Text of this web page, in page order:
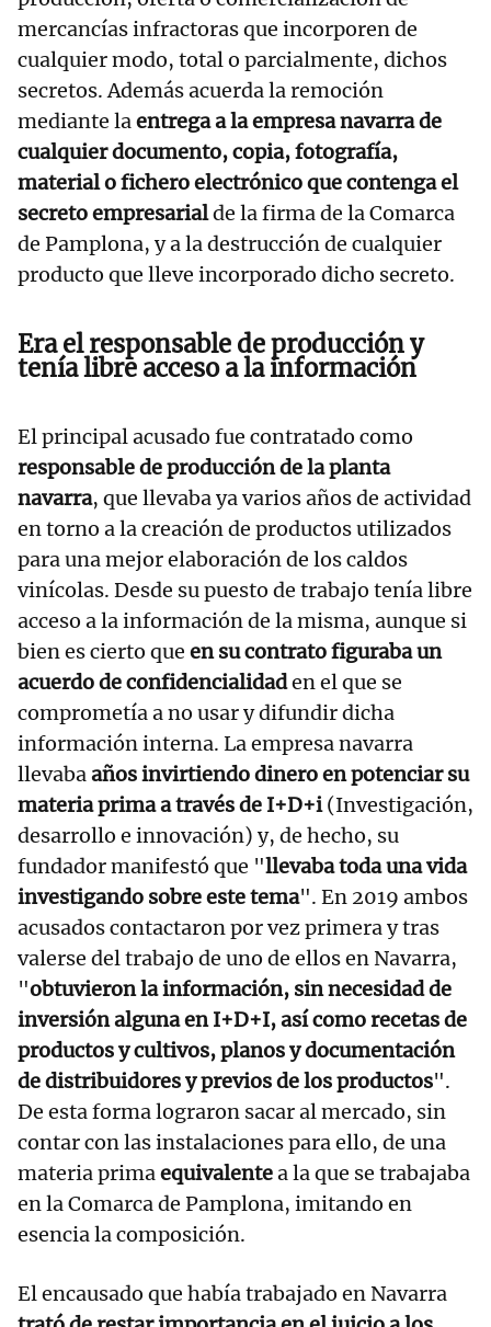
mercancías infractoras que incorporen de
cualquier modo, total o parcialmente, dichos
secretos. Además acuerda la remoción
mediante laentrega a la empresa navarra de
cualquier documento, copia, fotografía,
material o fichero electrónico que contenga el
secreto empresarialde la firma de la Comarca
de Pamplona, y a la destrucción de cualquier
producto que lleve incorporado dicho secreto.
Era el responsable de producción y
tenía libre acceso a la información
El principal acusado fue contratado como
responsable de producción de la planta
navarra, que llevaba ya varios años de actividad
en torno a la creación de productos utilizados
para una mejor elaboración de los caldos
vinícolas. Desde su puesto de trabajo tenía libre
acceso a la información de la misma, aunque si
bien es cierto que en su contrato figuraba un
acuerdo de confidencialidaden el que se
comprometía a no usar y difundir dicha
información interna. La empresa navarra
llevabaaños invirtiendo dinero en potenciar su
materia prima a través de I+D+i(Investigación,
desarrollo e innovación) y, de hecho, su
fundador manifestó que "llevaba toda una vida
investigando sobre este tema". En 2019 ambos
acusados contactaron por vez primera y tras
valerse del trabajo de uno de ellos en Navarra,
"obtuvieron la información, sin necesidad de
inversión alguna en I+D+I, así como recetas de
productos y cultivos, planos y documentación
de distribuidores y previos de los productos".
De esta forma lograron sacar al mercado, sin
contar con las instalaciones para ello, de una
materia primaequivalentea la que se trabajaba
en la Comarca de Pamplona, imitando en
esencia la composición.
El encausado que había trabajado en Navarra